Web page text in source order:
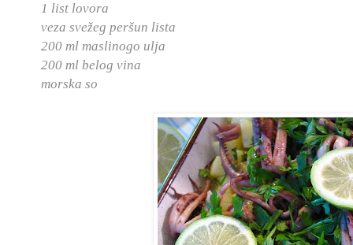
1 list lovora
veza svežeg peršun lista
200 ml maslinogo ulja
200 ml belog vina
morska so